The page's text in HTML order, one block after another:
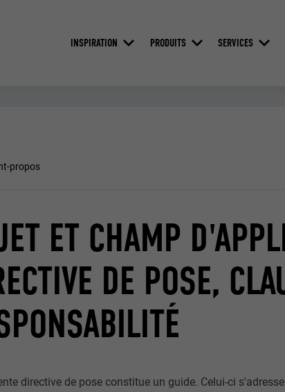
INSPIRATION PRODUITS SERVICES
propos
ET CHAMP
DE POSE,
directive de pose constitue un guide. Celui-ci